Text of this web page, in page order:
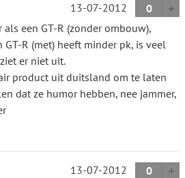
13-07-2012
0
als een GT-R (zonder ombouw),
GT-R (met) heeft minder pk, is veel
er niet uit.
product uit duitsland om te laten
dat ze humor hebben, nee jammer,
13-07-2012 0